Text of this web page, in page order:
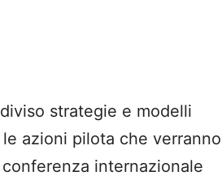
strategie e modelli
azioni pilota che verranno
internazionale